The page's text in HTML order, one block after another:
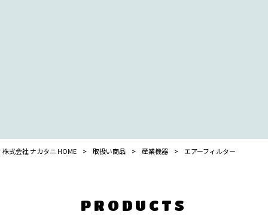
株式会社 ナカタニ HOME > 取扱い商品 > 産業機器 > エアーフィルター
PRODUCTS